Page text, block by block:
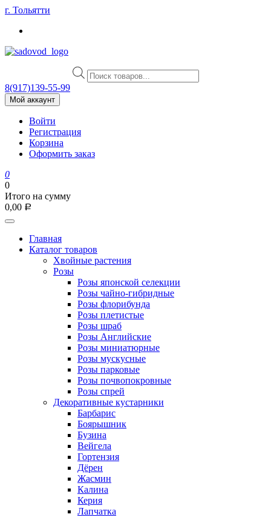
Skip
content
г. Тольятти
Поиск
товаров
8(917)139‑55-99
Мой аккаунт
Войти
Регистрация
Корзина
Оформить заказ
0
0
Итого на сумму
0,00 Р
Главная
Каталог товаров
Хвойные растения
Розы
Розы японской селекции
Розы чайно-гибридные
Розы флорибунда
Розы плетистые
Розы шраб
Розы Английские
Розы миниатюрные
Розы мускусные
Розы парковые
Розы почвопокровные
Розы спрей
Декоративные кустарники
Барбарис
Боярышник
Бузина
Вейгела
Гортензия
Дёрен
Жасмин
Калина
Керия
Лапчатка